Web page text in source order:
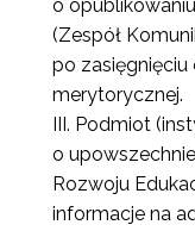
o
(Zespół
po zasięgnięciu
merytorycznej.
Podmiot
o
Rozwoju
informacje na